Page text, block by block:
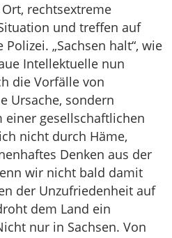
rechtsextreme
und treffen auf
„Sachsen halt“, wie
Intellektuelle nun
die Vorfälle von
Ursache, sondern
gesellschaftlichen
nicht durch Häme,
Denken aus der
wir nicht bald damit
der Unzufriedenheit auf
dem Land ein
nur in Sachsen. Von